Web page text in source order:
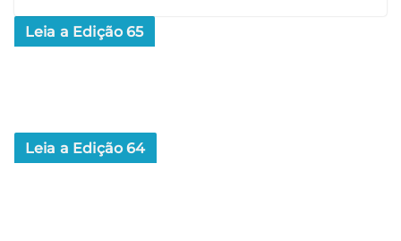
Leia a Edição 65
Leia a Edição 64